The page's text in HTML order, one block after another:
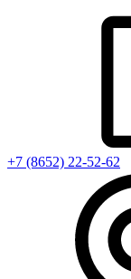
+7 (8652) 22-52-62